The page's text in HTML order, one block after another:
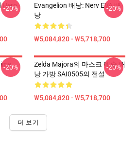
Hero
-20%
Evangelion 배낭: Nerv EVA 배
낭
₩5,084,820 - ₩5,718,700
-20%
-20%
Zelda Majora의 마스크 예술 배
낭 가방 SAI0505의 전설
₩5,084,820 - ₩5,718,700
-20%
더 보기